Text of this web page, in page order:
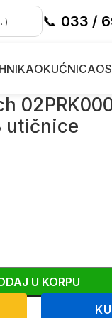
📞 033 /
OKUĆNICA
utičnice
U KORPU